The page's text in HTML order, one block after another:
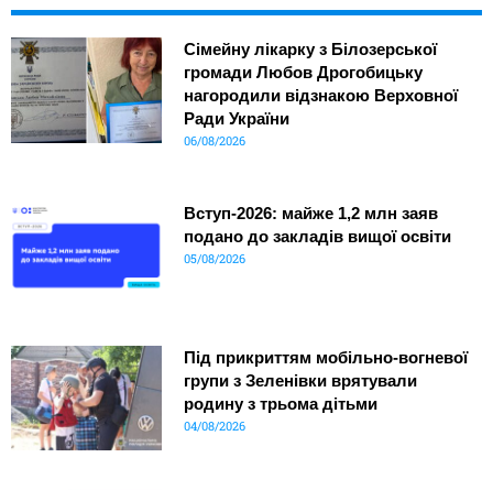
Сімейну лікарку з Білозерської
громади Любов Дрогобицьку
нагородили відзнакою Верховної
Ради України
06/08/2026
Вступ-2026: майже 1,2 млн заяв
подано до закладів вищої освіти
05/08/2026
Під прикриттям мобільно-вогневої
групи з Зеленівки врятували
родину з трьома дітьми
04/08/2026